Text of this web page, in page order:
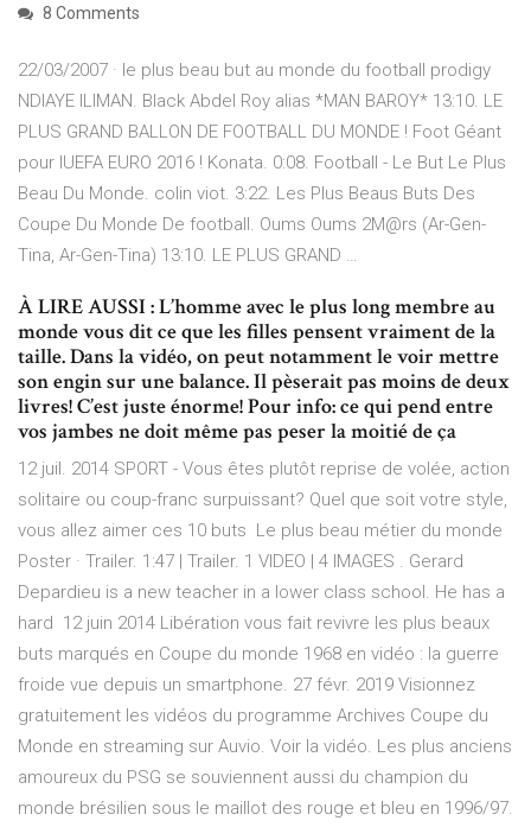
8 Comments
22/03/2007 · le plus beau but au monde du football prodigy
NDIAYE ILIMAN. Black Abdel Roy alias *MAN BAROY* 13:10. LE
PLUS GRAND BALLON DE FOOTBALL DU MONDE ! Foot Géant
pour lUEFA EURO 2016 ! Konata. 0:08. Football - Le But Le Plus
Beau Du Monde. colin viot. 3:22. Les Plus Beaus Buts Des
Coupe Du Monde De football. Oums Oums 2M@rs (Ar-Gen-
Tina, Ar-Gen-Tina) 13:10. LE PLUS GRAND …
À LIRE AUSSI : L’homme avec le plus long membre au
monde vous dit ce que les filles pensent vraiment de la
taille. Dans la vidéo, on peut notamment le voir mettre
son engin sur une balance. Il pèserait pas moins de deux
livres! C’est juste énorme! Pour info: ce qui pend entre
vos jambes ne doit même pas peser la moitié de ça
12 juil. 2014 SPORT - Vous êtes plutôt reprise de volée, action
solitaire ou coup-franc surpuissant? Quel que soit votre style,
vous allez aimer ces 10 buts Le plus beau métier du monde
Poster · Trailer. 1:47 | Trailer. 1 VIDEO | 4 IMAGES . Gerard
Depardieu is a new teacher in a lower class school. He has a
hard 12 juin 2014 Libération vous fait revivre les plus beaux
buts marqués en Coupe du monde 1968 en vidéo : la guerre
froide vue depuis un smartphone. 27 févr. 2019 Visionnez
gratuitement les vidéos du programme Archives Coupe du
Monde en streaming sur Auvio. Voir la vidéo. Les plus anciens
amoureux du PSG se souviennent aussi du champion du
monde brésilien sous le maillot des rouge et bleu en 1996/97.